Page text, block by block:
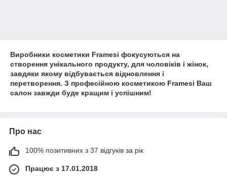
Виробники косметики Framesi фокусуються на
створення унікального продукту, для чоловіків і жінок,
завдяки якому відбувається відновлення і
перетворення. З професійною косметикою Framesi Ваш
салон завжди буде кращим і успішним!
Про нас
100% позитивних з 37 відгуків за рік
Працює з 17.01.2018